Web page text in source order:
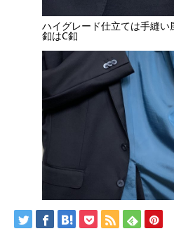
ハイグレード仕立ては手縫い
釦はC釦